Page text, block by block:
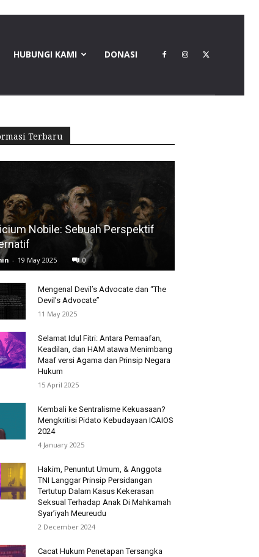
HUBUNGI KAMI DONASI
Terbaru
Nobile: Sebuah Perspektif
- 19 May 2025 0
Mengenal Devil’s Advocate dan “The
Devil’s Advocate”
11 May 2025
Selamat Idul Fitri: Antara Pemaafan,
Keadilan, dan HAM atawa Menimbang
Maaf versi Agama dan Prinsip Negara
Hukum
15 April 2025
Kembali ke Sentralisme Kekuasaan?
Mengkritisi Pidato Kebudayaan ICAIOS
2024
4 January 2025
Hakim, Penuntut Umum, & Anggota
TNI Langgar Prinsip Persidangan
Tertutup Dalam Kasus Kekerasan
Seksual Terhadap Anak Di Mahkamah
Syar’iyah Meureudu
2 December 2024
Cacat Hukum Penetapan Tersangka